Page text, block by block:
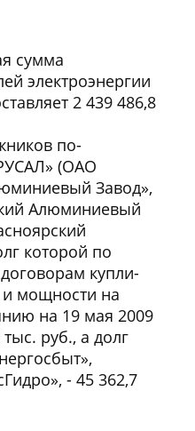
сумма
электроэнергии
2 439 486,8
по-
(ОАО
Завод»,
Алюминиевый
которой по
купли-
и мощности на
на 19 мая 2009
тыс. руб., а долг
- 45 362,7